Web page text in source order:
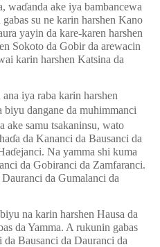
waɗanda ake iya bambancewa
su ne karin harshen Kano
yayin da kare-karen harshen
Sokoto da Gobir da arewacin
karin harshen Katsina da
iya raba karin harshen
biyu dangane da muhimmanci
ake samu tsakaninsu, wato
ɗa da Kananci da Bausanci da
ɗejanci. Na yamma shi kuma
da Gobiranci da Zamfaranci.
da Gumalanci da
na karin harshen Hausa da
da Yamma. A rukunin gabas
Bausanci da Dauranci da